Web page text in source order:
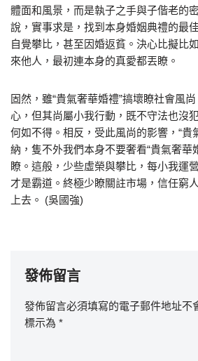
體面和風景，而是執子之手與子偕老的
說，實事求是，找到本身婚姻典禮的最
自覺攀比，甚至因婚返貧。決心比擬比
來他人，最初連本身的真愛都丟瞭。
固然，雖“貴氣奢華婚禮”搞壞瞭社會風
心，但其尚屬小我行動，既不守法也沒
何如不得。相反，受此風尚的影響，“貴
納，隻不外我們本身不要奢看“貴氣奢華
瞭。這般，少些虛榮與攀比，每小我運
才是霸道。終極少瞭關註市場，信任窮
上去。 (吳國強)
發佈留言
發佈留言必須填寫的電子郵件地址不
標示為 *